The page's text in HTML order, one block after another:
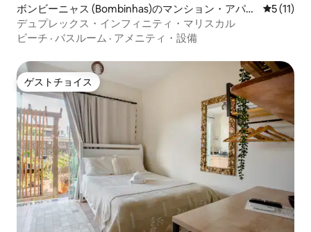
ボンビーニャス (Bombinhas)のマンション・アパー
ト
レビュー
5 (11)
デュプレックス・インフィニティ・マリスカル
ビーチ · バスルーム · アメニティ・設備
ゲストチョイス
ゲストチョイス